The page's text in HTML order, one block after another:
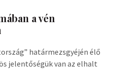
a vén
határmezsgyéjén élő
jelentőségük van az elhalt